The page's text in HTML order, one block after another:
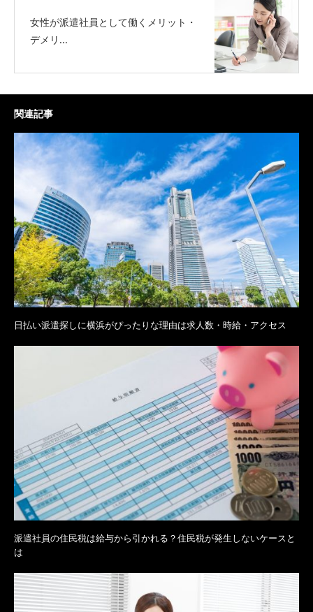
女性が派遣社員として働くメリット・
デメリ...
関連記事
日払い派遣探しに横浜がぴったりな理由は求人数・時給・アクセス
派遣社員の住民税は給与から引かれる？住民税が発生しないケースと
は